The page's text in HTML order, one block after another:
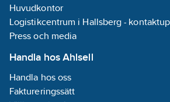
Huvudkontor
Logistikcentrum i Hallsberg -
Press och media
Handla hos Ahlsell
Handla hos oss
Faktureringssätt